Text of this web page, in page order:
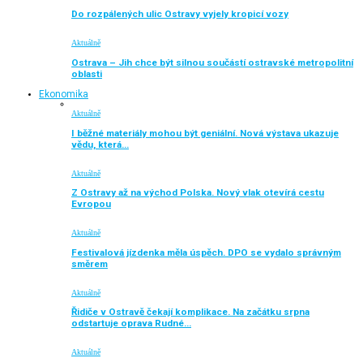
Do rozpálených ulic Ostravy vyjely kropicí vozy
Aktuálně
Ostrava – Jih chce být silnou součástí ostravské metropolitní
oblasti
Ekonomika
Aktuálně
I běžné materiály mohou být geniální. Nová výstava ukazuje
vědu, která…
Aktuálně
Z Ostravy až na východ Polska. Nový vlak otevírá cestu
Evropou
Aktuálně
Festivalová jízdenka měla úspěch. DPO se vydalo správným
směrem
Aktuálně
Řidiče v Ostravě čekají komplikace. Na začátku srpna
odstartuje oprava Rudné…
Aktuálně